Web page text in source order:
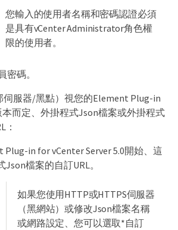
您輸入的使用者名稱和密碼認證必須
是具有vCenter Administrator角色權
限的使用者。
密碼。
伺服器/黑點）視您的Element Plug-in
本而定、外掛程式Json檔案或外掛程式
：
Plug-in for vCenter Server 5.0開始、這
Json檔案的自訂URL。
如果您使用HTTP或HTTPS伺服器
（黑網站）或修改Json檔案名稱
或網路設定、您可以選取*自訂